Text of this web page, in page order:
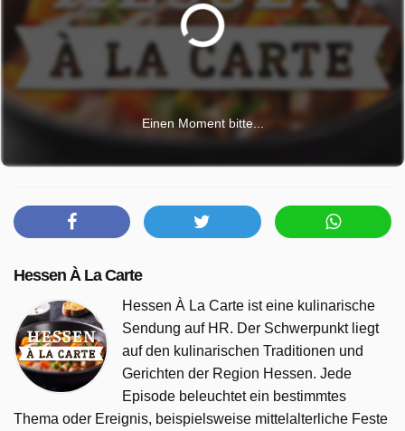
Einen Moment bitte...
Hessen À La Carte
Hessen À La Carte ist eine kulinarische
Sendung auf HR. Der Schwerpunkt liegt
auf den kulinarischen Traditionen und
Gerichten der Region Hessen. Jede
Episode beleuchtet ein bestimmtes
Thema oder Ereignis, beispielsweise mittelalterliche Feste